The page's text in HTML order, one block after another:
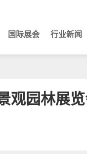
国际展会 行业新闻
观园林展